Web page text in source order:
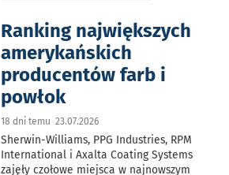
Ranking największych
amerykańskich
producentów farb i
powłok
18 dni temu 23.07.2026
Sherwin-Williams, PPG Industries, RPM
International i Axalta Coating Systems
zajęły czołowe miejsca w najnowszym